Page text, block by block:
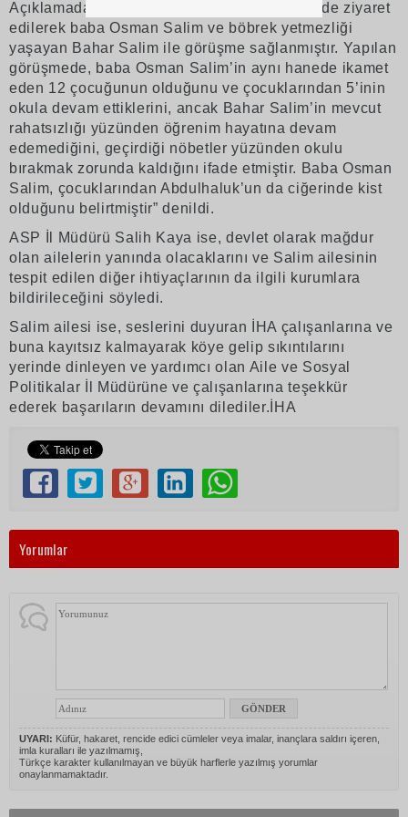
Açıklamada, “Salim ailesi, ikamet ettiği hanede ziyaret
edilerek baba Osman Salim ve böbrek yetmezliği
yaşayan Bahar Salim ile görüşme sağlanmıştır. Yapılan
görüşmede, baba Osman Salim’in aynı hanede ikamet
eden 12 çocuğunun olduğunu ve çocuklarından 5’inin
okula devam ettiklerini, ancak Bahar Salim’in mevcut
rahatsızlığı yüzünden öğrenim hayatına devam
edemediğini, geçirdiği nöbetler yüzünden okulu
bırakmak zorunda kaldığını ifade etmiştir. Baba Osman
Salim, çocuklarından Abdulhaluk’un da ciğerinde kist
olduğunu belirtmiştir” denildi.
ASP İl Müdürü Salih Kaya ise, devlet olarak mağdur
olan ailelerin yanında olacaklarını ve Salim ailesinin
tespit edilen diğer ihtiyaçlarının da ilgili kurumlara
bildirileceğini söyledi.
Salim ailesi ise, seslerini duyuran İHA çalışanlarına ve
buna kayıtsız kalmayarak köye gelip sıkıntılarını
yerinde dinleyen ve yardımcı olan Aile ve Sosyal
Politikalar İl Müdürüne ve çalışanlarına teşekkür
ederek başarıların devamını dilediler.İHA
Yorumlar
UYARI: Küfür, hakaret, rencide edici cümleler veya imalar, inançlara saldırı içeren,
imla kuralları ile yazılmamış,
Türkçe karakter kullanılmayan ve büyük harflerle yazılmış yorumlar
onaylanmamaktadır.